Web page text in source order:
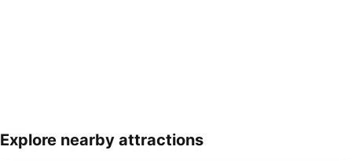
Explore nearby attractions